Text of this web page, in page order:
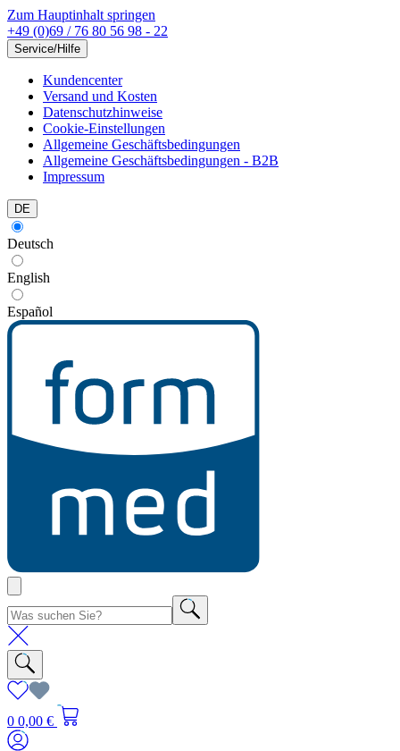
Zum Hauptinhalt springen
+49 (0)69 / 76 80 56 98 - 22
Service/Hilfe
Kundencenter
Versand und Kosten
Datenschutzhinweise
Cookie-Einstellungen
Allgemeine Geschäftsbedingungen
Allgemeine Geschäftsbedingungen - B2B
Impressum
DE
Deutsch
English
Español
0 0,00 €